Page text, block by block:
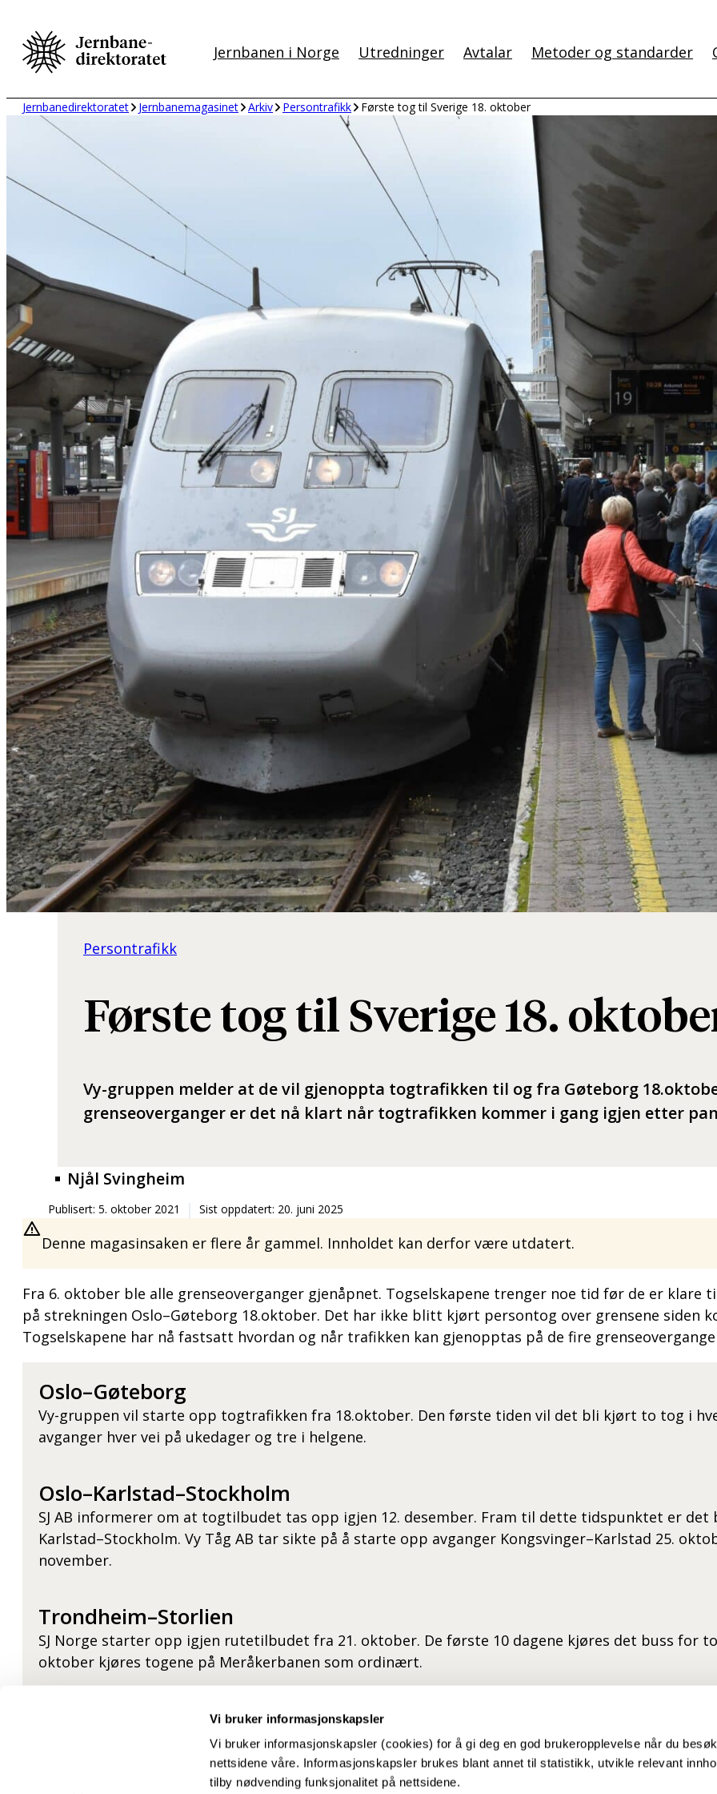
Vi bruker informasjonskapsler
Vi bruker informasjonskapsler (cookies) for å gi deg en god brukeropplevelse når du
nettsidene våre. Informasjonskapsler brukes blant annet til statistikk, utvikle relevant
tilby nødvending funksjonalitet på nettsidene.
innhold
Jernbanen i Norge Utredninger Avtalar Metoder og standarder
Jernbanedirektoratet Jernbanemagasinet Arkiv Persontrafikk Første tog til Sverige 18. oktober
Persontrafikk
Første tog til Sverige 18.
Vy-gruppen melder at de vil gjenoppta togtrafikken til og fra Gøteborg
grenseoverganger er det nå klart når togtrafikken kommer i gang igjen etter
Njål Svingheim
Publisert: 5. oktober 2021 Sist oppdatert: 20. juni 2025
Denne magasinsaken er flere år gammel. Innholdet kan derfor være utdatert.
Fra 6. oktober ble alle grenseoverganger gjenåpnet. Togselskapene trenger noe tid før de er
på strekningen Oslo–Gøteborg 18.oktober. Det har ikke blitt kjørt persontog over grensene siden
Togselskapene har nå fastsatt hvordan og når trafikken kan gjenopptas på de fire
Oslo–Gøteborg
Vy-gruppen vil starte opp togtrafikken fra 18.oktober. Den første tiden vil det bli kjørt to tog i
avganger hver vei på ukedager og tre i helgene.
Oslo–Karlstad–Stockholm
SJ AB informerer om at togtilbudet tas opp igjen 12. desember. Fram til dette tidspunktet er
Karlstad–Stockholm. Vy Tåg AB tar sikte på å starte opp avganger Kongsvinger–Karlstad 25.
november.
Trondheim–Storlien
SJ Norge starter opp igjen rutetilbudet fra 21. oktober. De første 10 dagene kjøres det buss for
oktober kjøres togene på Meråkerbanen som ordinært.
Vy Tåg AB tar sikte på å starte opp trafikken over grensen på Ofotbanen fra 25. oktober I
grensa på Ofotbanen (Vassijaure grense), to over Meråkerbanen (Storlien grense), tre over
over Østfoldbanen (Kornsjø grense). I Regjeringens pressemelding 1. oktober framgår det